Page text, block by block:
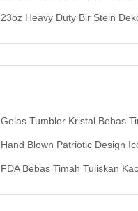
23oz Heavy Duty Bir Stein
Gelas Tumbler Kristal Bebas Timbal Tiup Tangan 500ml
Hand Blown Patriotic Design Icon Glass Dengan Kapasitas
FDA Bebas Timah Tuliskan Kaca Whiskey